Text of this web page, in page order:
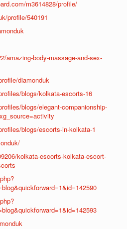
m3614828/profile/
profile/540191
amazing-body-massage-and-sex-
diamonduk
blogs/kolkata-escorts-16
blogs/elegant-companionship-
blogs/escorts-in-kolkata-1
kolkata-escorts-kolkata-escort-